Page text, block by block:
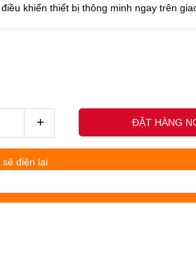
khiển thiết bị thông minh ngay trên
+ ĐẶT HÀNG
điện lại